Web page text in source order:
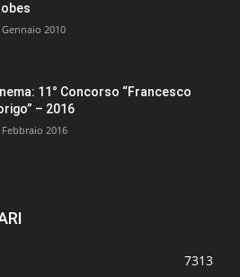
Gennaio 2010
11° Concorso “Francesco
– 2016
Febbraio 2016
7313